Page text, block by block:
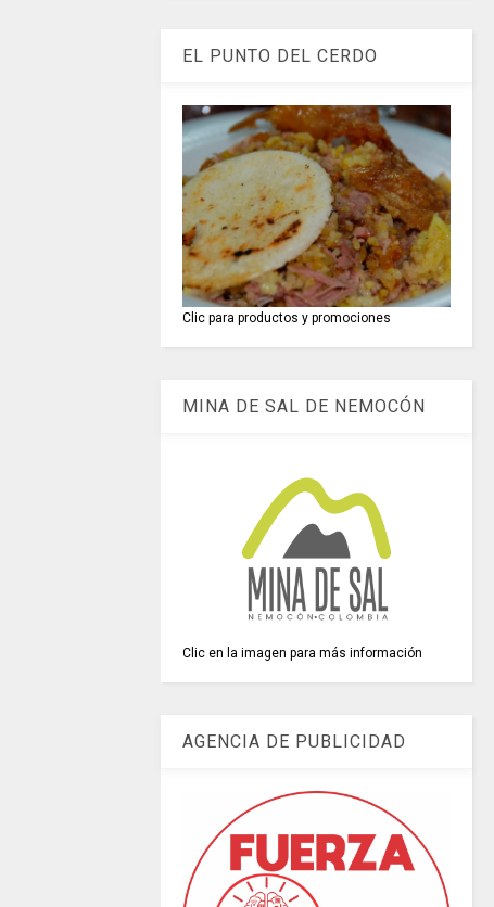
EL PUNTO DEL CERDO
Clic para productos y promociones
MINA DE SAL DE NEMOCÓN
Clic en la imagen para más información
AGENCIA DE PUBLICIDAD